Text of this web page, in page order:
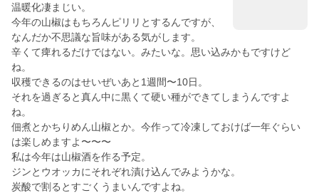
温暖化凄まじい。
今年の山椒はもちろんピリリとするんですが、
なんだか不思議な旨味がある気がします。
辛くて痺れるだけではない。みたいな。思い込みかもですけど
ね。
収穫できるのはせいぜいあと1週間〜10日。
それを過ぎると真ん中に黒くて硬い種ができてしまうんですよ
ね。
佃煮とかちりめん山椒とか。今作って冷凍しておけば一年ぐらい
は楽しめますよ〜〜〜
私は今年は山椒酒を作る予定。
ジンとウオッカにそれぞれ漬け込んでみようかな。
炭酸で割るとすごくうまいんですよね。